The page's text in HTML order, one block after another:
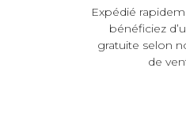
Expédié
bénéficiez
gratuite selon
de